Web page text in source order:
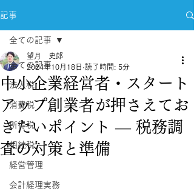
記事
全ての記事
法人税
消費税
所得税
相続税
経営管理
会計経理実務
全ての記事
中小企業経営者・スタート
アップ創業者が押さえてお
きたいポイント — 税務調
査の対策と準備
望月 史郎
2024年10月18日 読了時間: 5分